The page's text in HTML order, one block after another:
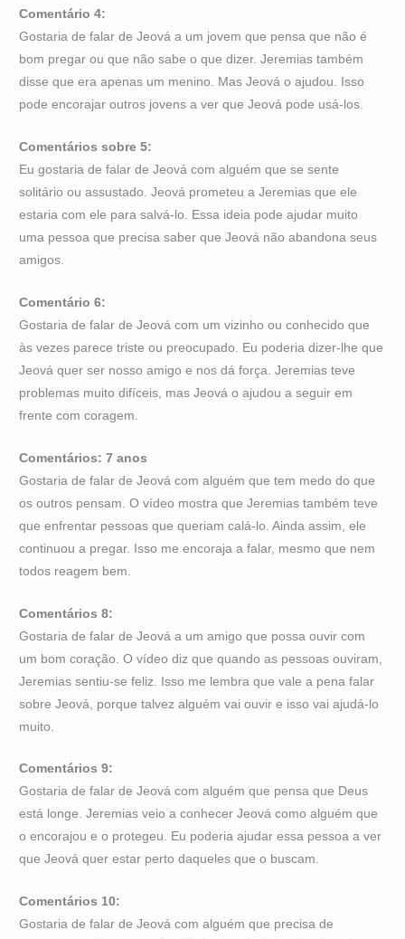
Comentário 4:
Gostaria de falar de Jeová a um jovem que pensa que não é
bom pregar ou que não sabe o que dizer. Jeremias também
disse que era apenas um menino. Mas Jeová o ajudou. Isso
pode encorajar outros jovens a ver que Jeová pode usá-los.
Comentários sobre 5:
Eu gostaria de falar de Jeová com alguém que se sente
solitário ou assustado. Jeová prometeu a Jeremias que ele
estaria com ele para salvá-lo. Essa ideia pode ajudar muito
uma pessoa que precisa saber que Jeová não abandona seus
amigos.
Comentário 6:
Gostaria de falar de Jeová com um vizinho ou conhecido que
às vezes parece triste ou preocupado. Eu poderia dizer-lhe que
Jeová quer ser nosso amigo e nos dá força. Jeremias teve
problemas muito difíceis, mas Jeová o ajudou a seguir em
frente com coragem.
Comentários: 7 anos
Gostaria de falar de Jeová com alguém que tem medo do que
os outros pensam. O vídeo mostra que Jeremias também teve
que enfrentar pessoas que queriam calá-lo. Ainda assim, ele
continuou a pregar. Isso me encoraja a falar, mesmo que nem
todos reagem bem.
Comentários 8:
Gostaria de falar de Jeová a um amigo que possa ouvir com
um bom coração. O vídeo diz que quando as pessoas ouviram,
Jeremias sentiu-se feliz. Isso me lembra que vale a pena falar
sobre Jeová, porque talvez alguém vai ouvir e isso vai ajudá-lo
muito.
Comentários 9:
Gostaria de falar de Jeová com alguém que pensa que Deus
está longe. Jeremias veio a conhecer Jeová como alguém que
o encorajou e o protegeu. Eu poderia ajudar essa pessoa a ver
que Jeová quer estar perto daqueles que o buscam.
Comentários 10:
Gostaria de falar de Jeová com alguém que precisa de